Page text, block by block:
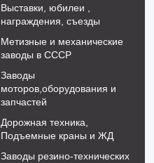
Выставки, юбилеи ,
награждения, съезды
Метизные и механические
заводы в СССР
Заводы
моторов,оборудования и
запчастей
Дорожная техника,
Подъемные краны и ЖД
Заводы резино-технических